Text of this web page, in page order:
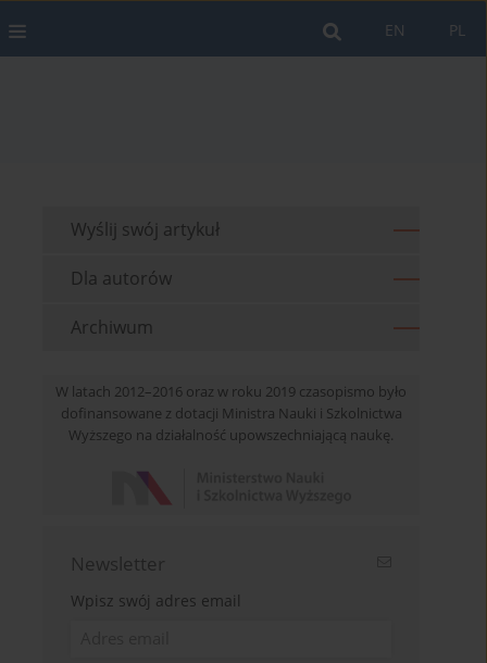
PL
EN
Wyślij swój artykuł
Dla autorów
Archiwum
W latach 2012–2016 oraz w roku 2019 czasopismo było
dofinansowane z dotacji Ministra Nauki i Szkolnictwa
Wyższego na działalność upowszechniającą naukę.
Newsletter
Wpisz swój adres email